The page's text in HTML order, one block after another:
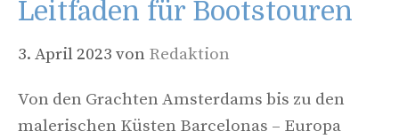
Leitfaden für Bootstouren
3. April 2023 von Redaktion
Von den Grachten Amsterdams bis zu den
malerischen Küsten Barcelonas – Europa